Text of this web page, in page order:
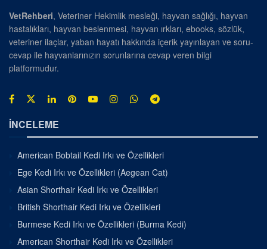
VetRehberi, Veteriner Hekimlik mesleği, hayvan sağlığı, hayvan
hastalıkları, hayvan beslenmesi, hayvan ırkları, ebooks, sözlük,
veteriner ilaçlar, yaban hayatı hakkında içerik yayınlayan ve soru-
cevap ile hayvanlarınızın sorunlarına cevap veren bilgi
platformudur.
İNCELEME
American Bobtail Kedi Irkı ve Özellikleri
Ege Kedi Irkı ve Özellikleri (Aegean Cat)
Asian Shorthair Kedi Irkı ve Özellikleri
British Shorthair Kedi Irkı ve Özellikleri
Burmese Kedi Irkı ve Özellikleri (Burma Kedi)
American Shorthair Kedi Irkı ve Özellikleri